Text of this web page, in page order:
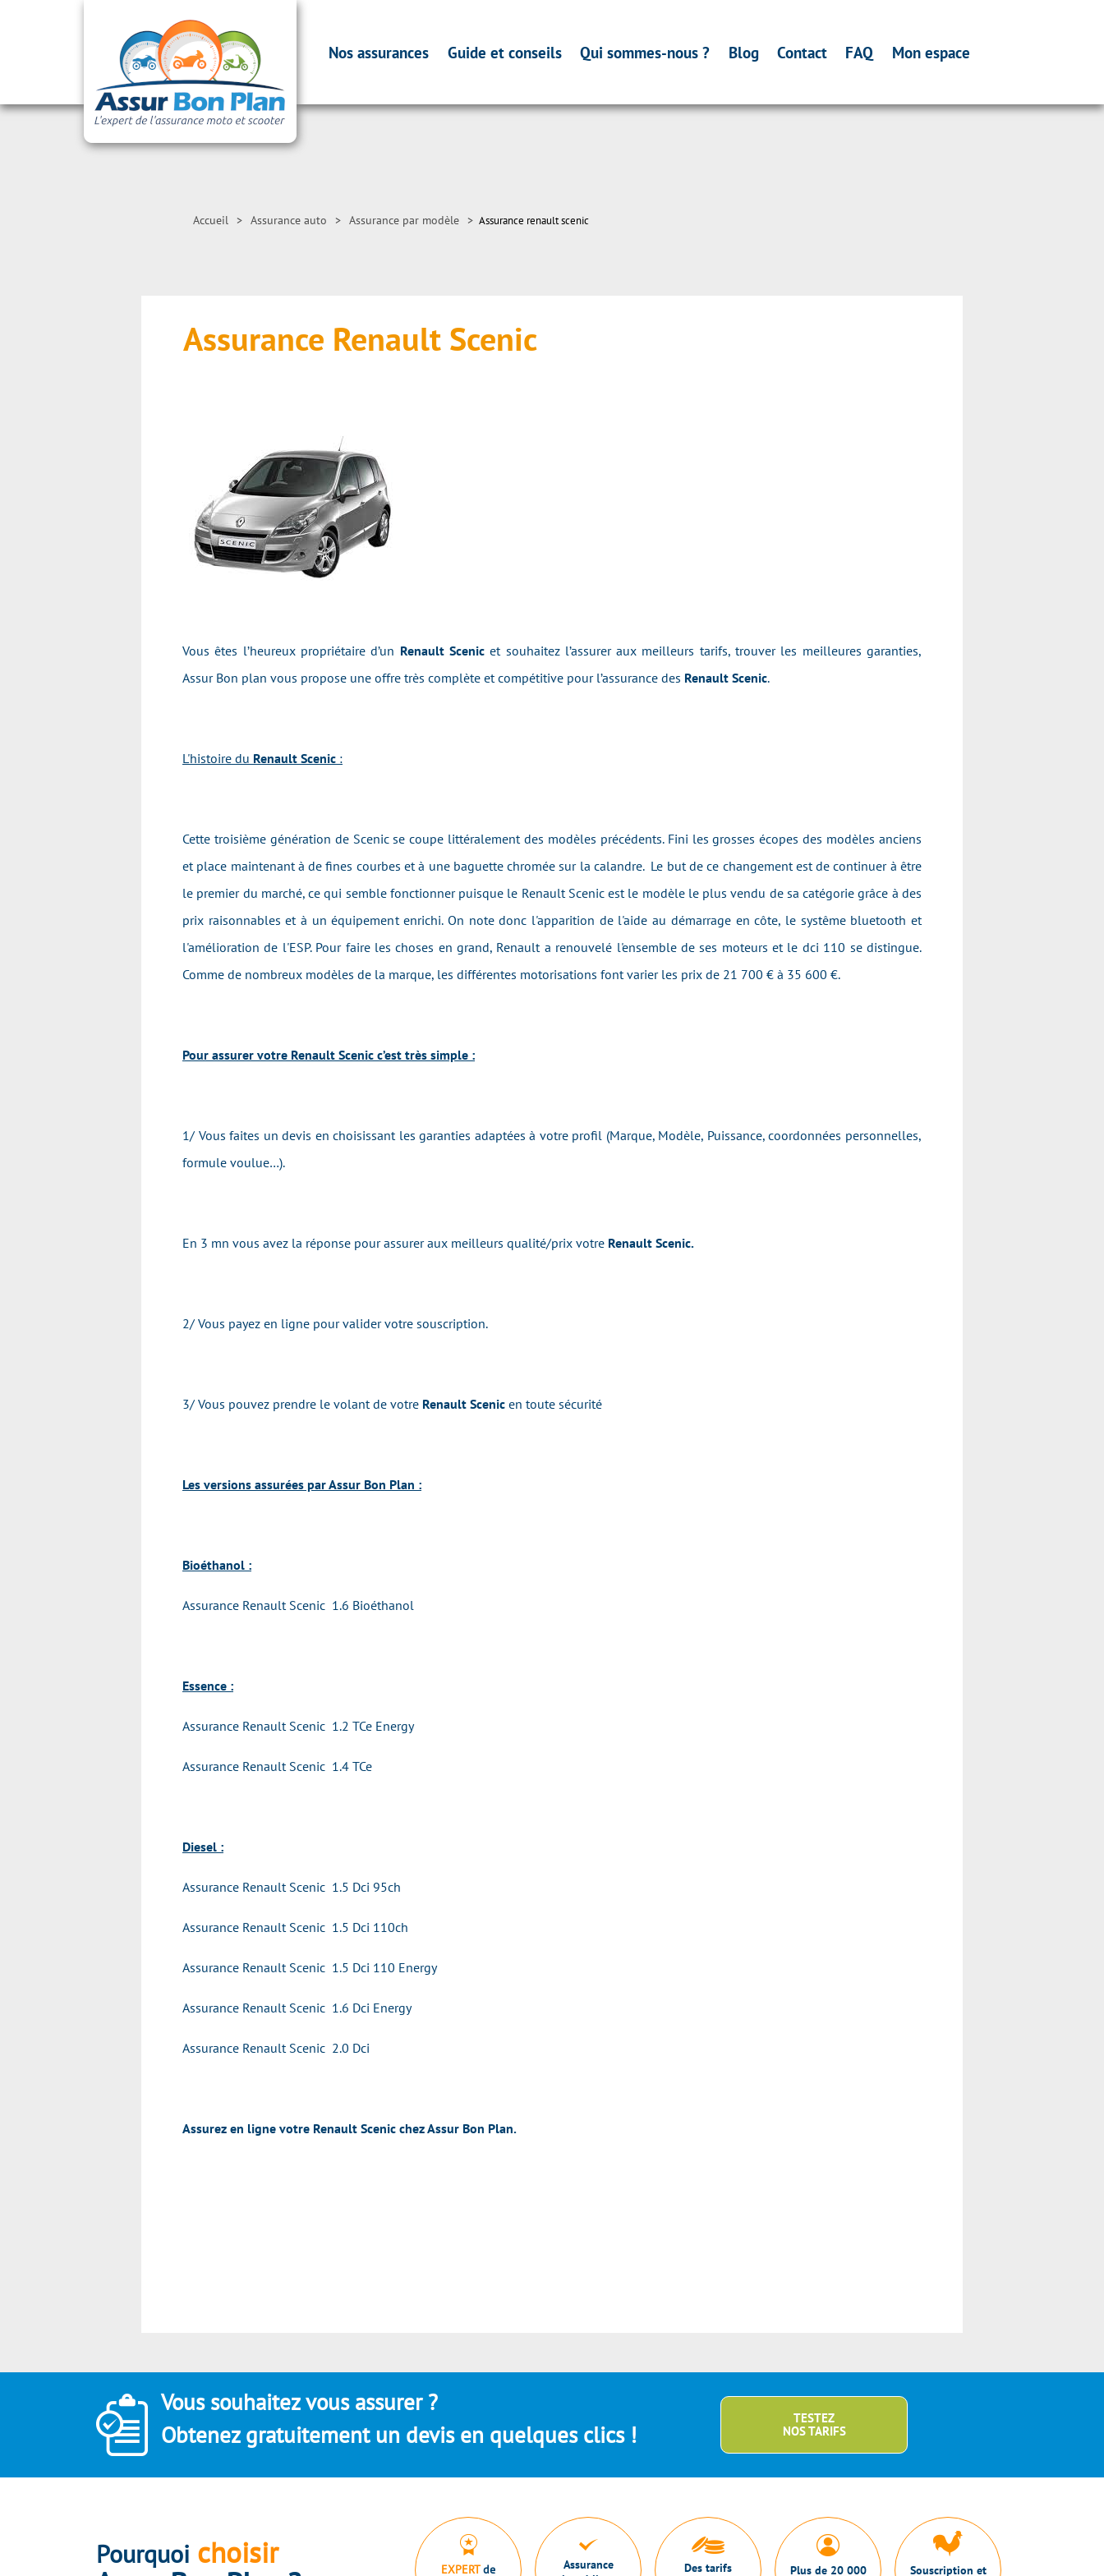
Nos assurances Guide et conseils Qui sommes-nous ? Blog Contact FAQ Mon espace
Accueil > Assurance auto > Assurance par modèle > Assurance renault scenic
Assurance Renault Scenic
Vous êtes l’heureux propriétaire d’un Renault Scenicet souhaitez l’assurer aux meilleurs tarifs, trouver les meilleures garanties,
Assur Bon plan vous propose une offre très complète et compétitive pour l’assurance des Renault Scenic.
L'histoire du Renault Scenic :
Cette troisième génération de Scenic se coupe littéralement des modèles précédents. Fini les grosses écopes des modèles anciens
et place maintenant à de fines courbes et à une baguette chromée sur la calandre. Le but de ce changement est de continuer à être
le premier du marché, ce qui semble fonctionner puisque le Renault Scenic est le modèle le plus vendu de sa catégorie grâce à des
prix raisonnables et à un équipement enrichi. On note donc l'apparition de l'aide au démarrage en côte, le systême bluetooth et
l'amélioration de l'ESP. Pour faire les choses en grand, Renault a renouvelé l'ensemble de ses moteurs et le dci 110 se distingue.
Comme de nombreux modèles de la marque, les différentes motorisations font varier les prix de 21 700 € à 35 600 €.
Pour assurer votre Renault Scenic c’est très simple :
1/ Vous faites un devis en choisissant les garanties adaptées à votre profil (Marque, Modèle, Puissance, coordonnées personnelles,
formule voulue…).
En 3 mn vous avez la réponse pour assurer aux meilleurs qualité/prix votre Renault Scenic.
2/ Vous payez en ligne pour valider votre souscription.
3/ Vous pouvez prendre le volant de votre Renault Scenic en toute sécurité
Les versions assurées par Assur Bon Plan :
Bioéthanol :
Assurance Renault Scenic 1.6 Bioéthanol
Essence :
Assurance Renault Scenic 1.2 TCe Energy
Assurance Renault Scenic 1.4 TCe
Diesel :
Assurance Renault Scenic 1.5 Dci 95ch
Assurance Renault Scenic 1.5 Dci 110ch
Assurance Renault Scenic 1.5 Dci 110 Energy
Assurance Renault Scenic 1.6 Dci Energy
Assurance Renault Scenic 2.0 Dci
Assurez en ligne votre Renault Scenic chez Assur Bon Plan.
Vous souhaitez vous assurer ?
Obtenez gratuitement un devis en quelques clics !
TESTEZ
NOS TARIFS
Pourquoi choisir EXPERTde
Assurance
Des tarifs
Plus de 20 000 Souscription et